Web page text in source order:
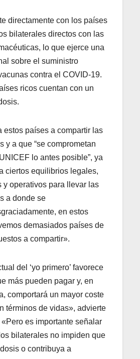
directamente con los países
bilaterales directos con las
lo que ejerce una
sobre el suministro
contra el COVID-19.
ricos cuentan con un
estos países a compartir las
y a que “se comprometan
lo antes posible”, ya
ciertos equilibrios legales,
y operativos para llevar las
a donde se
en estos
demasiados países de
a compartir».
del ‘yo primero’ favorece
más pueden pagar y, en
comportará un mayor coste
términos de vidas», advierte
es importante señalar
bilaterales no impiden que
o contribuya a